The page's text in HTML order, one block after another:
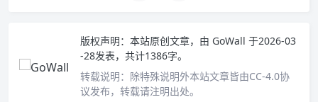
版权声明： 本站原创文章，由 GoWall 于2026-03
-28发表，共计1386字。
转载说明： 除特殊说明外本站文章皆由CC-4.0协
议发布，转载请注明出处。